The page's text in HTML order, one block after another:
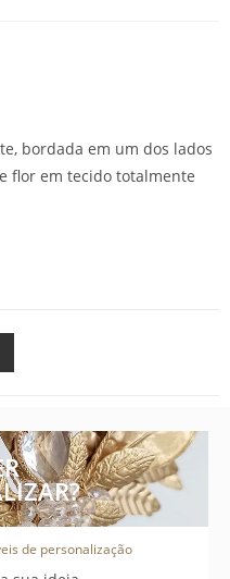
bordada em um dos lados
flor em tecido totalmente
de personalização